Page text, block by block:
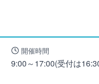
開催時間
9:00～17:00(受付は